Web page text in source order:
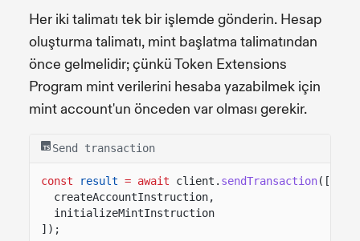
Her iki talimatı tek bir işlemde gönderin. Hesap
oluşturma talimatı, mint başlatma talimatından
önce gelmelidir; çünkü Token Extensions
Program mint verilerini hesaba yazabilmek için
mint account'un önceden var olması gerekir.
Send transaction
const result = await client. sendTransaction([
createAccountInstruction,
initializeMintInstruction
]);